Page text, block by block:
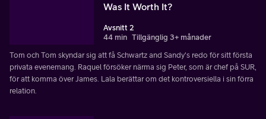
Was It Worth It?
Avsnitt 2
44 min Tillgänglig 3+ månader
Tom och Tom skyndar sig att få Schwartz and Sandy's redo för sitt första
privata evenemang. Raquel försöker närma sig Peter, som är chef på SUR,
för att komma över James. Lala berättar om det kontroversiella i sin förra
relation.